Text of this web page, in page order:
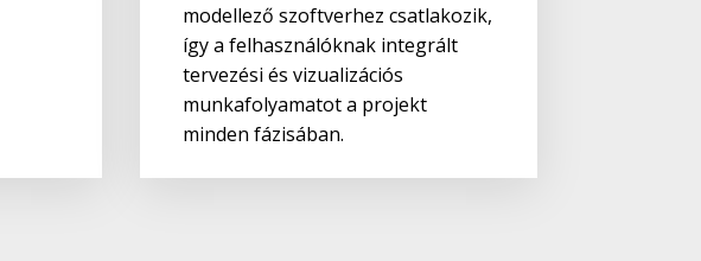
modellező szoftverhez csatlakozik,
így a felhasználóknak integrált
tervezési és vizualizációs
munkafolyamatot a projekt
minden fázisában.